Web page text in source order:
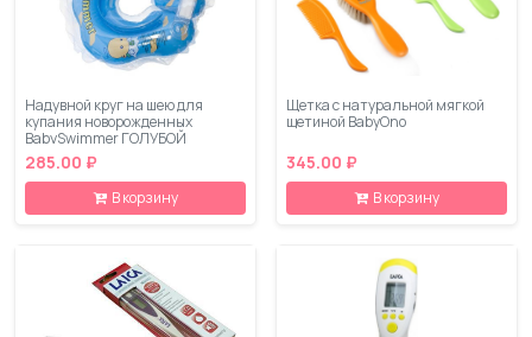
Надувной круг на шею для
купания новорожденных
BabySwimmer ГОЛУБОЙ
285.00 ₽
В корзину
Щетка с натуральной мягкой
щетиной BabyOno
345.00 ₽
В корзину